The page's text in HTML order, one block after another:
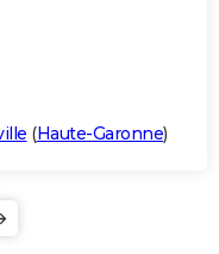
(Haute-Garonne)